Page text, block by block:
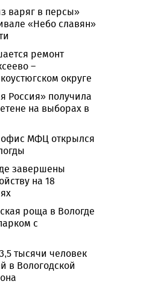
варяг в персы»
«Небо славян»
ремонт
–
округе
Россия» получила
на выборах в
МФЦ открылся
завершены
на 18
роща в Вологде
с
тысячи человек
в Вологодской